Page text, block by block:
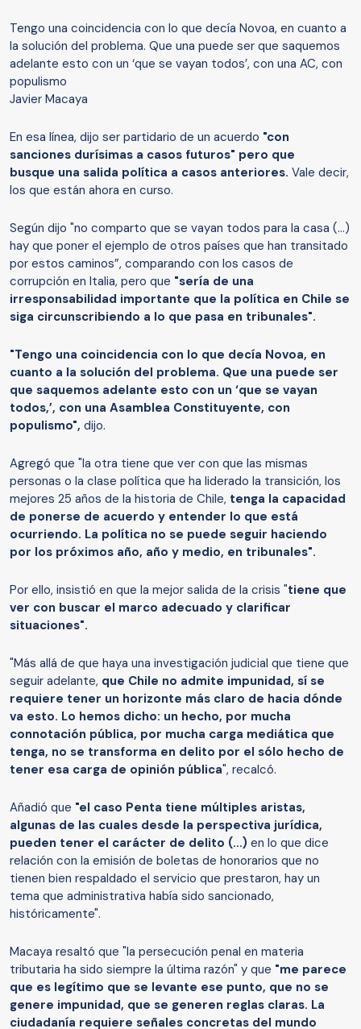
Tengo una coincidencia con lo que decía Novoa, en cuanto a
la solución del problema. Que una puede ser que saquemos
adelante esto con un ‘que se vayan todos’, con una AC, con
populismo
Javier Macaya
En esa línea, dijo ser partidario de un acuerdo "con
sanciones durísimas a casos futuros" pero que
busque una salida política a casos anteriores. Vale decir,
los que están ahora en curso.
Según dijo "no comparto que se vayan todos para la casa (…)
hay que poner el ejemplo de otros países que han transitado
por estos caminos”, comparando con los casos de
corrupción en Italia, pero que "sería de una
irresponsabilidad importante que la política en Chile se
siga circunscribiendo a lo que pasa en tribunales".
"Tengo una coincidencia con lo que decía Novoa, en
cuanto a la solución del problema. Que una puede ser
que saquemos adelante esto con un ‘que se vayan
todos,’, con una Asamblea Constituyente, con
populismo", dijo.
Agregó que "la otra tiene que ver con que las mismas
personas o la clase política que ha liderado la transición, los
mejores 25 años de la historia de Chile, tenga la capacidad
de ponerse de acuerdo y entender lo que está
ocurriendo. La política no se puede seguir haciendo
por los próximos año, año y medio, en tribunales".
Por ello, insistió en que la mejor salida de la crisis "tiene que
ver con buscar el marco adecuado y clarificar
situaciones".
"Más allá de que haya una investigación judicial que tiene que
seguir adelante, que Chile no admite impunidad, sí se
requiere tener un horizonte más claro de hacia dónde
va esto. Lo hemos dicho: un hecho, por mucha
connotación pública, por mucha carga mediática que
tenga, no se transforma en delito por el sólo hecho de
tener esa carga de opinión pública", recalcó.
Añadió que "el caso Penta tiene múltiples aristas,
algunas de las cuales desde la perspectiva jurídica,
pueden tener el carácter de delito (…) en lo que dice
relación con la emisión de boletas de honorarios que no
tienen bien respaldado el servicio que prestaron, hay un
tema que administrativa había sido sancionado,
históricamente".
Macaya resaltó que "la persecución penal en materia
tributaria ha sido siempre la última razón" y que "me parece
que es legítimo que se levante ese punto, que no se
genere impunidad, que se generen reglas claras. La
ciudadanía requiere señales concretas del mundo